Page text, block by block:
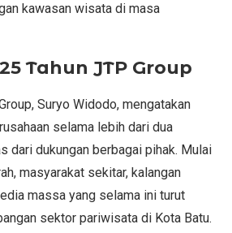
kawasan wisata di masa
Tahun JTP Group
Suryo Widodo, mengatakan
selama lebih dari dua
dari dukungan berbagai pihak. Mulai
masyarakat sekitar, kalangan
massa yang selama ini turut
sektor pariwisata di Kota Batu.